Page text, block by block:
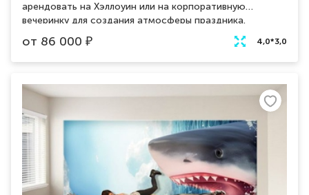
арендовать на Хэллоуин или на корпоративную
вечеринку для создания атмосферы праздника.
Фотозона состоит из черепа Калавера - символом
Дня мертвых в Мексике. Яркий и насыщенный череп
станет отличной локацией для фото ваших гостей.
от 86 000 ₽ 4,0*3,0